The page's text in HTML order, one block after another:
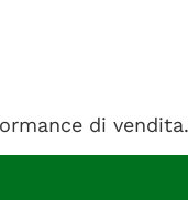
di vendita.